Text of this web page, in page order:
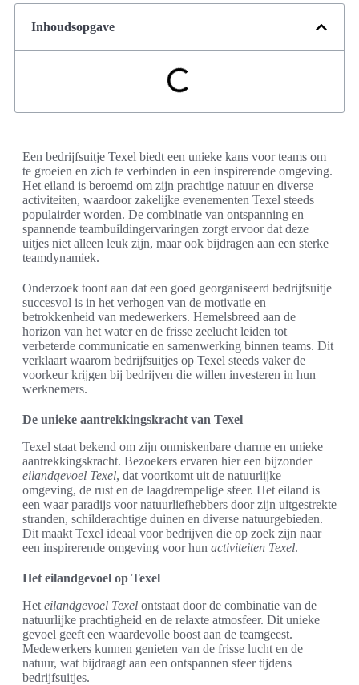
Inhoudsopgave
Een bedrijfsuitje Texel biedt een unieke kans voor teams om
te groeien en zich te verbinden in een inspirerende omgeving.
Het eiland is beroemd om zijn prachtige natuur en diverse
activiteiten, waardoor zakelijke evenementen Texel steeds
populairder worden. De combinatie van ontspanning en
spannende teambuildingervaringen zorgt ervoor dat deze
uitjes niet alleen leuk zijn, maar ook bijdragen aan een sterke
teamdynamiek.
Onderzoek toont aan dat een goed georganiseerd bedrijfsuitje
succesvol is in het verhogen van de motivatie en
betrokkenheid van medewerkers. Hemelsbreed aan de
horizon van het water en de frisse zeelucht leiden tot
verbeterde communicatie en samenwerking binnen teams. Dit
verklaart waarom bedrijfsuitjes op Texel steeds vaker de
voorkeur krijgen bij bedrijven die willen investeren in hun
werknemers.
De unieke aantrekkingskracht van Texel
Texel staat bekend om zijn onmiskenbare charme en unieke
aantrekkingskracht. Bezoekers ervaren hier een bijzonder
eilandgevoel Texel, dat voortkomt uit de natuurlijke
omgeving, de rust en de laagdrempelige sfeer. Het eiland is
een waar paradijs voor natuurliefhebbers door zijn uitgestrekte
stranden, schilderachtige duinen en diverse natuurgebieden.
Dit maakt Texel ideaal voor bedrijven die op zoek zijn naar
een inspirerende omgeving voor hun activiteiten Texel.
Het eilandgevoel op Texel
Het eilandgevoel Texel ontstaat door de combinatie van de
natuurlijke prachtigheid en de relaxte atmosfeer. Dit unieke
gevoel geeft een waardevolle boost aan de teamgeest.
Medewerkers kunnen genieten van de frisse lucht en de
natuur, wat bijdraagt aan een ontspannen sfeer tijdens
bedrijfsuitjes.